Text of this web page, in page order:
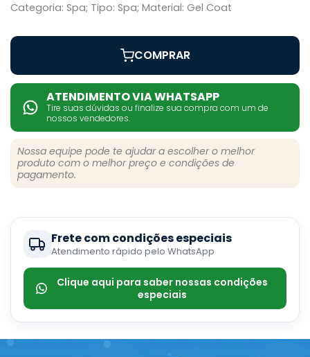
Categoria: Spa; Tipo: Spa; Material: Gel Coat
COMPRAR
ATENDIMENTO VIA WHATSAPP
Tire suas dúvidas ou finalize sua compra com um de
nossos vendedores.
Nossa equipe pode te ajudar a escolher o melhor
produto com o melhor preço e condições de
pagamento.
Frete com condições especiais
Atendimento rápido pelo WhatsApp
Clique aqui para saber nossas condições
especiais